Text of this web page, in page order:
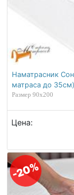
Наматрасник
матраса до 35см)
Размер 90х200
Цена:
-20%